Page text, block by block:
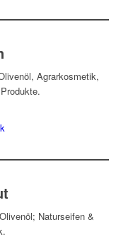
Agrarkosmetik,
Naturseifen &